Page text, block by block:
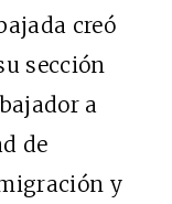
creó
sección
a
de
y